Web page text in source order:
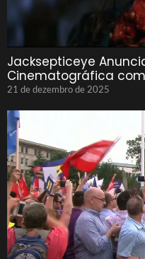
Jacksepticeye
Cinematográfica com
21 de dezembro de 2025